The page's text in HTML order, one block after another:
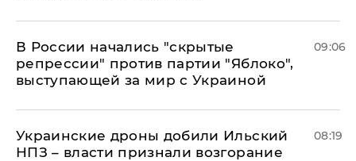
В России начались "скрытые
репрессии" против партии "Яблоко",
выступающей за мир с Украиной
09:06
Украинские дроны добили Ильский
НПЗ – власти признали возгорание
08:19